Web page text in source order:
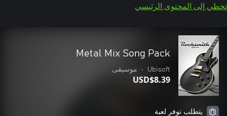
تخطي إلى المحتوى الرئيسي
Metal Mix Song Pack
Ubisoft
• موسيقى
USD$8.39
يتطلب توفر لعبة